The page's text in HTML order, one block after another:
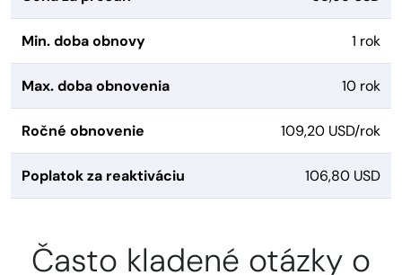
Min. doba obnovy 1 rok
Max. doba obnovenia 10 rok
Ročné obnovenie 109,20 USD/rok
Poplatok za reaktiváciu 106,80 USD
Často kladené otázky o